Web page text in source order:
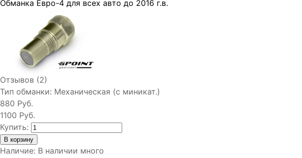
Обманка Евро-4 для всех авто до 2016 г.в.
Отзывов (2)
Тип обманки: Механическая (с миникат.)
880 Руб.
1100 Руб.
Купить:
Наличие: В наличии много